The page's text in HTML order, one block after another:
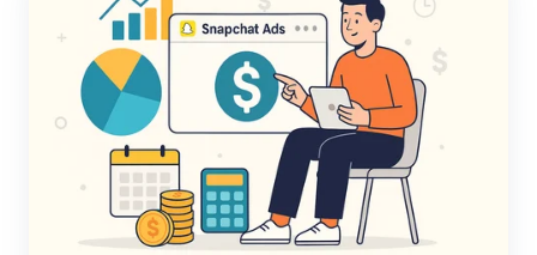
Costo
Snapchat
Ads:
Presupuestar